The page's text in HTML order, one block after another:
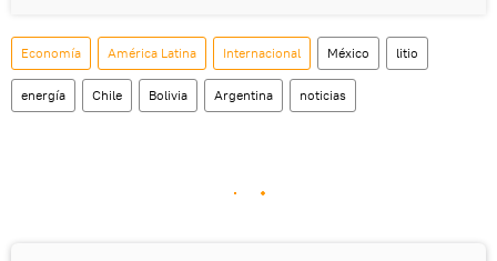
Economía América Latina Internacional México litio
energía Chile Bolivia Argentina noticias